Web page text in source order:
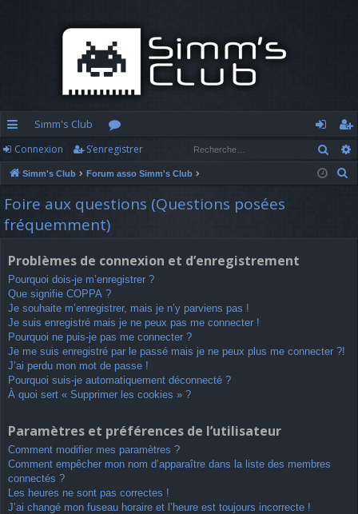
cc
ès
ra
pi
d
e
Simm's Club
or
u
m
s
o
n
’e
nr
Connexion S’enregistrer
Simm's Club Forum asso Simm's Club
Foire aux questions (Questions posées
fréquemment)
Problèmes de connexion et d’enregistrement
Pourquoi dois-je m’enregistrer ?
Que signifie COPPA ?
Je souhaite m’enregistrer, mais je n’y parviens pas !
Je suis enregistré mais je ne peux pas me connecter !
Pourquoi ne puis-je pas me connecter ?
Je me suis enregistré par le passé mais je ne peux plus me connecter ?!
J’ai perdu mon mot de passe !
Pourquoi suis-je automatiquement déconnecté ?
À quoi sert « Supprimer les cookies » ?
Paramètres et préférences de l’utilisateur
Comment modifier mes paramètres ?
Comment empêcher mon nom d’apparaître dans la liste des membres
connectés ?
Les heures ne sont pas correctes !
J’ai changé mon fuseau horaire et l’heure est toujours incorrecte !